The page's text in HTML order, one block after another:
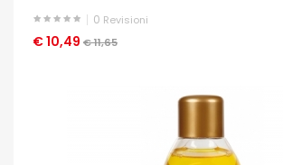
0 Revisioni
€ 10,49 € 11,65
OCCHIATA VELOCE